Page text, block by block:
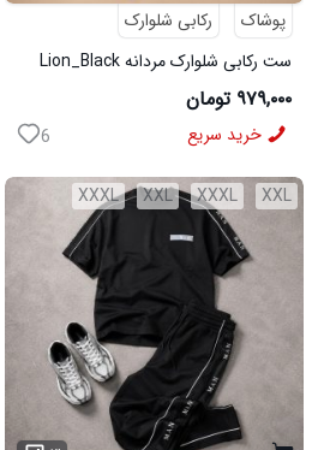
پوشاک
رکابی شلوارک
ست رکابی شلوارک مردانه Lion_Black
مدل 3997
۹۷۹,۰۰۰ تومان
خرید سریع 6
XXL
XXXL
XXL
XXXL